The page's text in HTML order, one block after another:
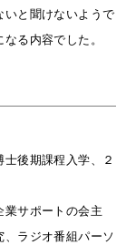
いと聞けないようで
る内容でした。
後期課程入学、２
業サポートの会主
ラジオ番組パーソ